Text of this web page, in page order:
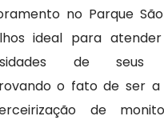
no Parque
ideal para
de seus
o fato de ser a
de